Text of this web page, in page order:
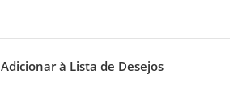
Adicionar à Lista de Desejos